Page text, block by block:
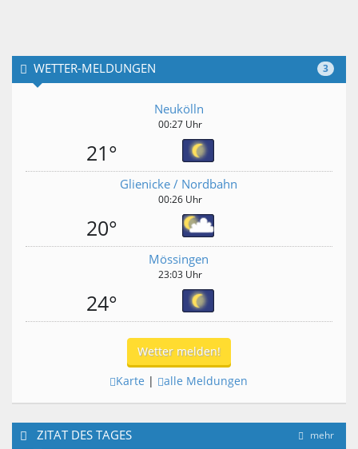
3
WETTER-MELDUNGEN
Neukölln
00:27 Uhr
21°
Glienicke / Nordbahn
00:26 Uhr
20°
Mössingen
23:03 Uhr
24°
Wetter melden!
Karte | alle Meldungen
mehr
ZITAT DES TAGES